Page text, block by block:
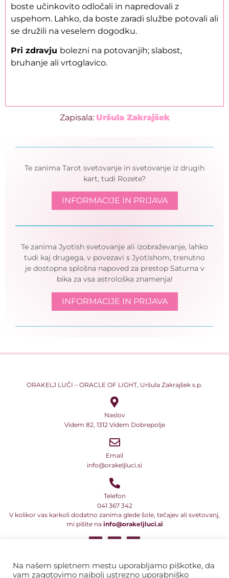
boste učinkovito odločali in napredovali z
uspehom. Lahko, da boste zaradi službe potovali ali
se družili na veselem dogodku.
Pri zdravju bolezni na potovanjih; slabost,
bruhanje ali vrtoglavico.
Zapisala: Uršula Zakrajšek
Te zanima Tarot svetovanje in svetovanje iz drugih
kart, tudi Rozete?
INFORMACIJE IN PRIJAVA
Te zanima Jyotish svetovanje ali izobraževanje, lahko
tudi kaj drugega, v povezavi s Jyotishom, trenutno
je dostopna splošna napoved za prestop Saturna v
bika za vsa astrološka znamenja!
INFORMACIJE IN PRIJAVA
ORAKELJ LUČI – ORACLE OF LIGHT, Uršula Zakrajšek s.p.
Naslov
Videm 82, 1312 Videm Dobrepolje
Email
info@orakeljluci.si
Telefon
041 367 342
V kolikor vas karkoli dodatno zanima glede šole, tečajev ali svetovanj,
mi pišite na info@orakeljluci.si
pravne oblike zaščite intelektualne lastnine. Prav tako to velja za
programe in njihova imena ter naslove. Zato ta besedila, tekste, dela
Na našem spletnem mestu uporabljamo piškotke, da
vam zagotovimo najbolj ustrezno uporabniško